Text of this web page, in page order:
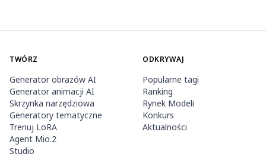
TWÓRZ
Generator obrazów AI
Generator animacji AI
Skrzynka narzędziowa
Generatory tematyczne
Trenuj LoRA
Agent Mio.2
Studio
ODKRYWAJ
Popularne tagi
Ranking
Rynek Modeli
Konkurs
Aktualności